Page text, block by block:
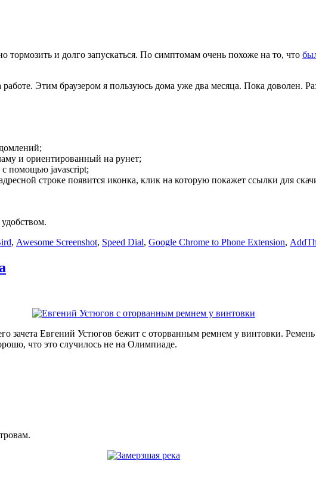
тормозить и долго запускаться. По симптомам очень похоже на то, что
работе. Этим браузером я пользуюсь дома уже два месяца. Пока доволен.
и ориентированный на рунет;
помощью javascript;
строке появится иконка, клик на которую покажет ссылки для
, Awesome Screenshot, Speed Dial, Google Chrome to Phone Extension,
зачета Евгений Устюгов бежит с оторванным ремнем у винтовки. Ремень
что это случилось не на Олимпиаде.